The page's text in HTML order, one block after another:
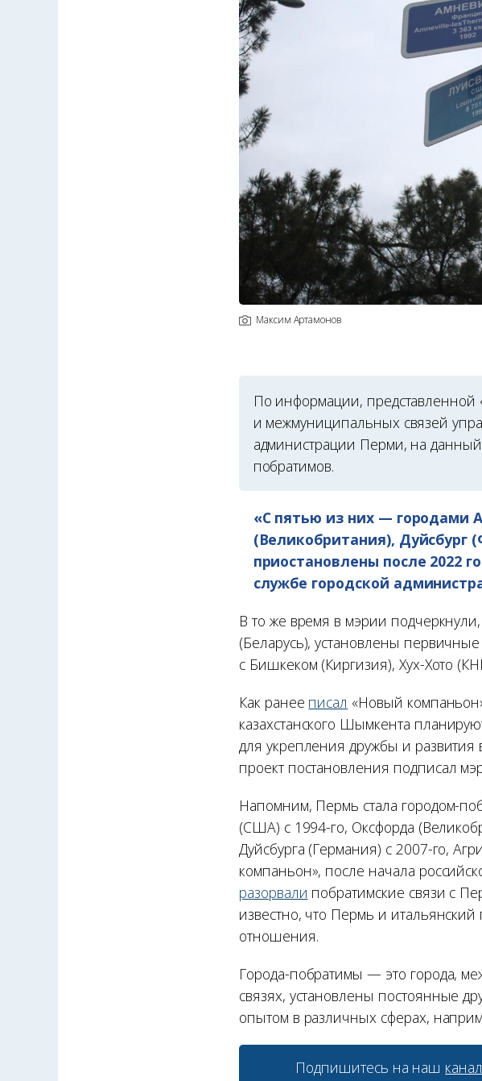
Максим Артамонов
По информации, представленной
и межмуниципальных связей
администрации Перми, на
побратимов.
«С пятью из них — городами
(Великобритания),
приостановлены после 2022
службе городской
В то же время в мэрии
(Беларусь), установлены
с Бишкеком (Киргизия), Хух-Хото
Как ранее писал «Новый
казахстанского Шымкента
для укрепления дружбы и развития
проект постановления подписал
Напомним, Пермь стала городом-
(США) с 1994-го, Оксфорда
Дуйсбурга (Германия) с 2007-го,
компаньон», после начала
разорвали побратимские связи с
известно, что Пермь и итальянский
отношения.
Города-побратимы — это города,
связях, установлены постоянные
опытом в различных сферах,
Подпишитесь на наш